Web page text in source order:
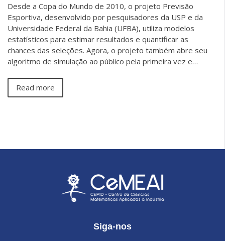
Desde a Copa do Mundo de 2010, o projeto Previsão
Esportiva, desenvolvido por pesquisadores da USP e da
Universidade Federal da Bahia (UFBA), utiliza modelos
estatísticos para estimar resultados e quantificar as
chances das seleções. Agora, o projeto também abre seu
algoritmo de simulação ao público pela primeira vez e…
Read more
Siga-nos